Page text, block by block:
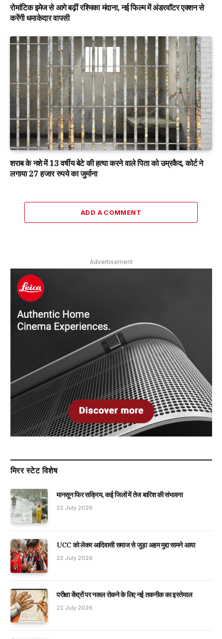
रोमांटिक इमेज से आगे बढ़ीं रश्मिका मंदाना, नई फिल्म में अंडरवॉटर एक्शन से
करेंगी धमाकेदार वापसी
शराब के नशे में 13 वर्षीय बेटे की हत्या करने वाले पिता को उम्रकैद, कोर्ट ने
लगाया 27 हजार रुपये का जुर्माना
ADD A COMMENT
Advertisement
मिरर स्टेट विशेष
मानसून फिर सक्रिय, कई जिलों में तेज बारिश की संभावना
22 July 2026
UCC को लेकर आदिवासी समाज से जुड़ा अहम मुद्दा सामने आया
22 July 2026
परीक्षा केंद्रों पर नकल रोकने के लिए नई तकनीक का इस्तेमाल
22 July 2026